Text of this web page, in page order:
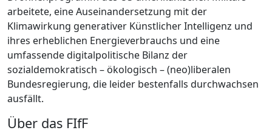
arbeitete, eine Auseinandersetzung mit der
Klimawirkung generativer Künstlicher Intelligenz und
ihres erheblichen Energieverbrauchs und eine
umfassende digitalpolitische Bilanz der
sozialdemokratisch – ökologisch – (neo)liberalen
Bundesregierung, die leider bestenfalls durchwachsen
ausfällt.
Über das FIfF